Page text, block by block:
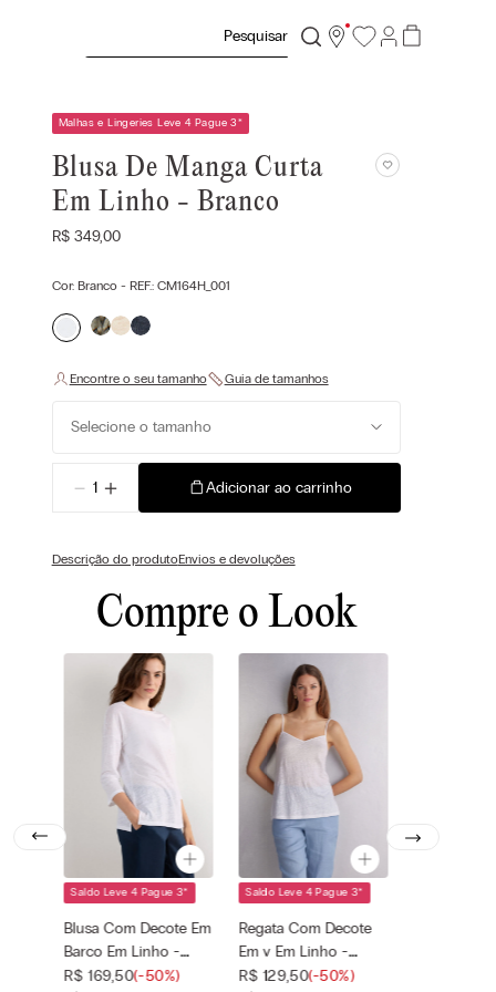
Malhas e Lingeries Leve 4 Pague 3*
Blusa De Manga Curta
Em Linho - Branco
R$ 349,00
Cor: Branco- REF.: CM164H_001
Selecione o tamanho
＋
－ Adicionar ao carrinho
Descrição do produtoEnvios e devoluções
Compre o Look
Cor selecionada
Branco - 001 -
Bianco
Tamanho
selecionado
Saldo Leve 4 Pague 3*
Blusa Com Decote Em
Barco Em Linho -
Branco
R$ 169,50(-50%)
Cor selecionada
Branco - 001 -
Bianco
Tamanho
selecionado
Saldo Leve 4 Pague 3*
Regata Com Decote
Em v Em Linho -
Branco
R$ 129,50(-50%)